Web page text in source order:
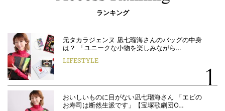
ランキング
元タカラジェンヌ 凪七瑠海さんのバッグの中身
は？ 「ユニークな小物を楽しみながら…
LIFESTYLE
おいしいものに目がない凪七瑠海さん 「エビの
お寿司は断然生派です」【宝塚歌劇団O…